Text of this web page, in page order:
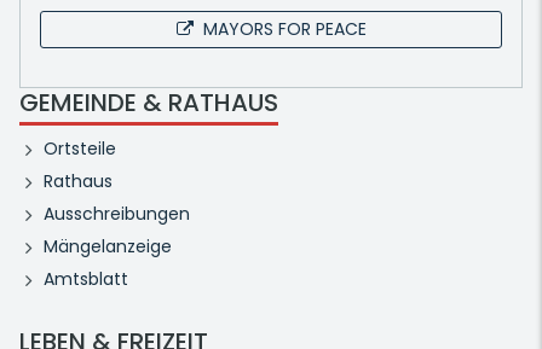
MAYORS FOR PEACE
GEMEINDE & RATHAUS
Ortsteile
Rathaus
Ausschreibungen
Mängelanzeige
Amtsblatt
LEBEN & FREIZEIT